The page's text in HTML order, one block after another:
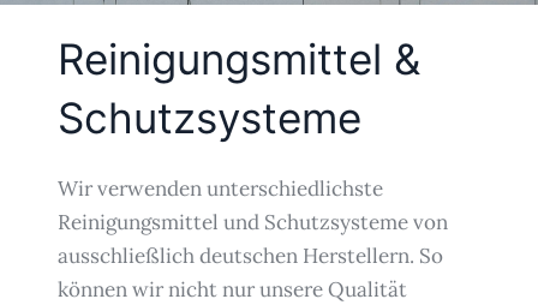
Reinigungsmittel &
Schutzsysteme
Wir verwenden unterschiedlichste
Reinigungsmittel und Schutzsysteme von
ausschließlich deutschen Herstellern. So
können wir nicht nur unsere Qualität